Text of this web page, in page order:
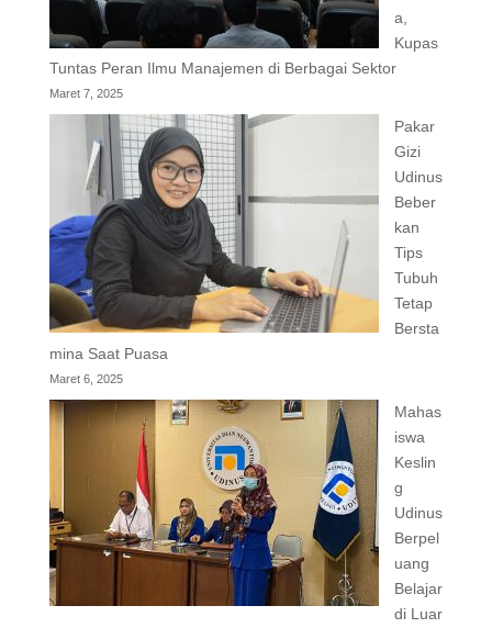
a,
Kupas
Tuntas Peran Ilmu Manajemen di Berbagai Sektor
Maret 7, 2025
Pakar
Gizi
Udinus
Beber
kan
Tips
Tubuh
Tetap
Bersta
mina Saat Puasa
Maret 6, 2025
Mahas
iswa
Keslin
g
Udinus
Berpel
uang
Belajar
di Luar